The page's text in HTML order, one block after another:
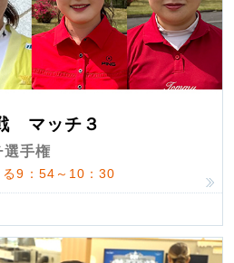
マッチ３
選手権
9：54～10：30